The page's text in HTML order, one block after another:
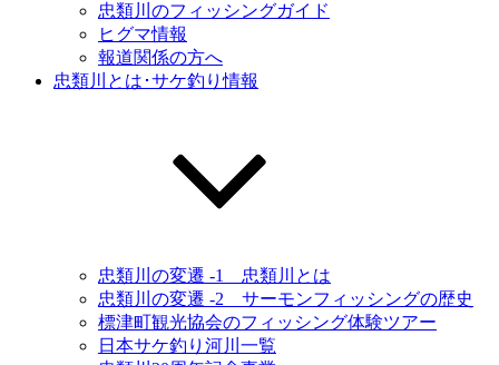
忠類川のフィッシングガイド
ヒグマ情報
報道関係の方へ
忠類川とは･サケ釣り情報
忠類川の変遷 -1 忠類川とは
忠類川の変遷 -2 サーモンフィッシングの歴史
標津町観光協会のフィッシング体験ツアー
日本サケ釣り河川一覧